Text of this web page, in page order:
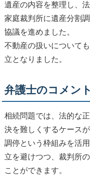
遺産の内容を整理し、
家庭裁判所に遺産分割
協議を進めました。
不動産の扱いについて
立となりました。
弁護士のコメント
相続問題では、法的な
決を難しくするケース
調停という枠組みを活
立を避けつつ、裁判所
ことができます。